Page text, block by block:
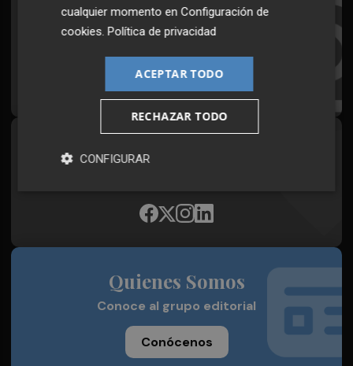
Suscríbete al Boletín
¡Quiero suscribirme!
Síguenos en redes
Quienes Somos
Conoce al grupo editorial
Conócenos
cualquier momento enConfiguración de
cookies.Política de privacidad
ACEPTAR TODO
RECHAZAR TODO
CONFIGURAR